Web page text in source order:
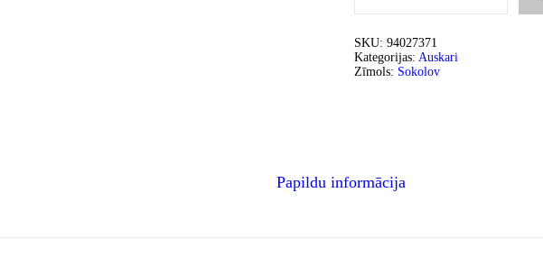
SKU: 94027371
Kategorijas: Auskari
Zīmols: Sokolov
Papildu informācija